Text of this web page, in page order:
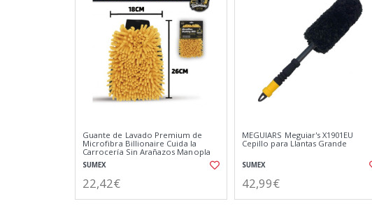
Guante de Lavado Premium de
Microfibra Billionaire Cuida la
Carrocería Sin Arañazos Manopla
de Secado y Lavado 26x18 cm
SUMEX
22,42€
MEGUIARS Meguiar's X1901EU
Cepillo para Llantas Grande
SUMEX
42,99€